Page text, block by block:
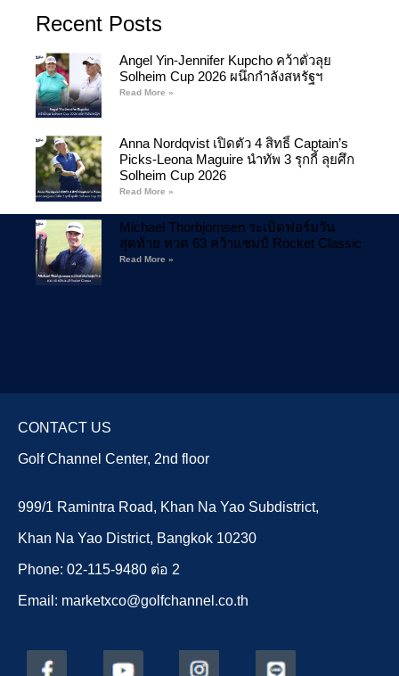
Recent Posts
Angel Yin-Jennifer Kupcho คว้าตั๋วลุย
Solheim Cup 2026 ผนึกกำลังสหรัฐฯ
Read More »
Anna Nordqvist เปิดตัว 4 สิทธิ์ Captain’s
Picks-Leona Maguire นำทัพ 3 รุกกี้ ลุยศึก
Solheim Cup 2026
Read More »
Michael Thorbjornsen ระเบิดฟอร์มวัน
สุดท้าย หวด 63 คว้าแชมป์ Rocket Classic
Read More »
CONTACT US
Golf Channel Center, 2nd floor
999/1 Ramintra Road, Khan Na Yao Subdistrict,
Khan Na Yao District, Bangkok 10230
Phone: 02-115-9480 ต่อ 2
Email: marketxco@golfchannel.co.th